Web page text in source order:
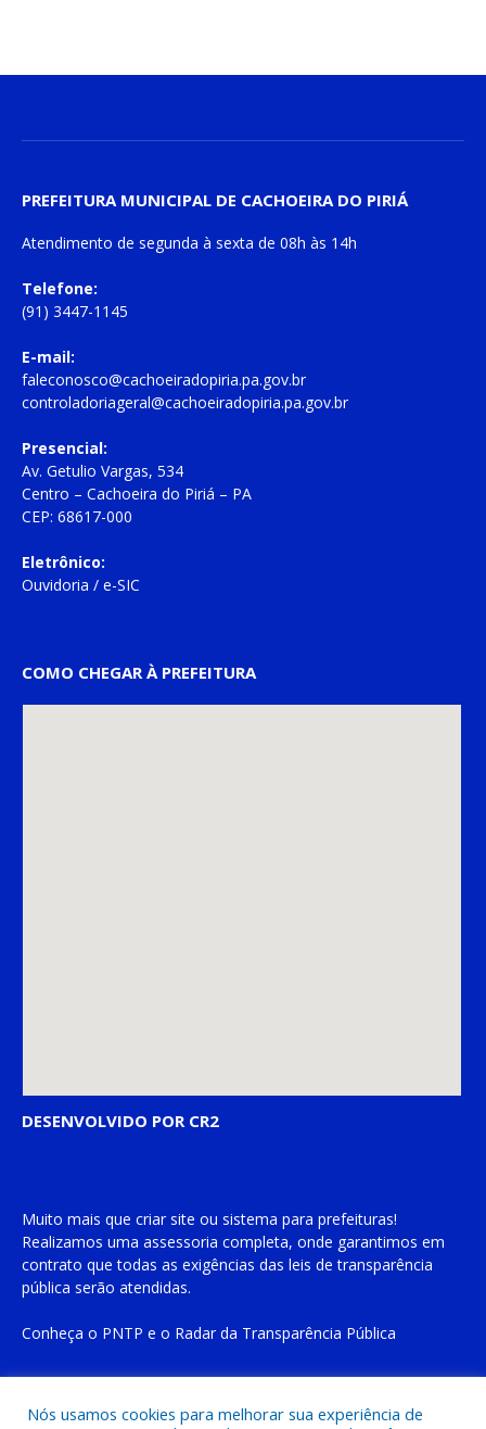
PREFEITURA MUNICIPAL DE CACHOEIRA DO PIRIÁ
Atendimento de segunda à sexta de 08h às 14h
Telefone:
(91) 3447-1145
E-mail:
faleconosco@cachoeiradopiria.pa.gov.br
controladoriageral@cachoeiradopiria.pa.gov.br
Presencial:
Av. Getulio Vargas, 534
Centro – Cachoeira do Piriá – PA
CEP: 68617-000
Eletrônico:
Ouvidoria / e-SIC
COMO CHEGAR À PREFEITURA
DESENVOLVIDO POR CR2
Muito mais que criar site ou sistema para prefeituras!
Realizamos uma assessoria completa, onde garantimos em
contrato que todas as exigências das leis de transparência
pública serão atendidas.
Conheça o PNTP e o Radar da Transparência Pública
Nós usamos cookies para melhorar sua experiência de